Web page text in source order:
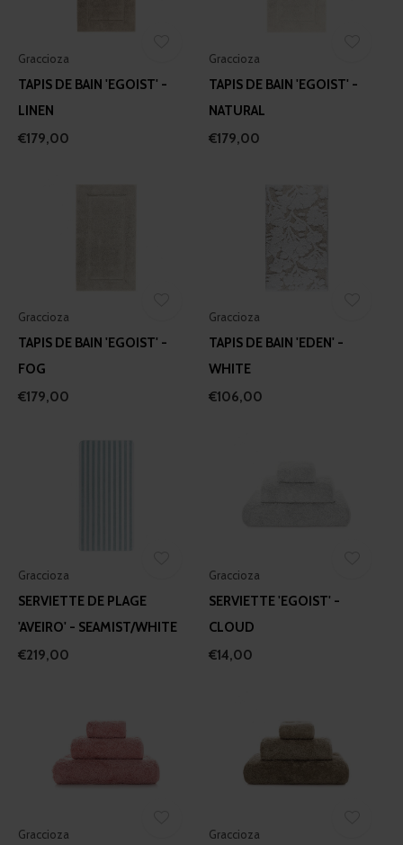
Graccioza
TAPIS DE BAIN 'EGOIST' -
LINEN
€179,00
Graccioza
TAPIS DE BAIN 'EGOIST' -
NATURAL
€179,00
Graccioza
TAPIS DE BAIN 'EGOIST' -
FOG
€179,00
Graccioza
TAPIS DE BAIN 'EDEN' -
WHITE
€106,00
Graccioza
SERVIETTE DE PLAGE
'AVEIRO' - SEAMIST/WHITE
€219,00
Graccioza
SERVIETTE 'EGOIST' -
CLOUD
€14,00
Graccioza Graccioza